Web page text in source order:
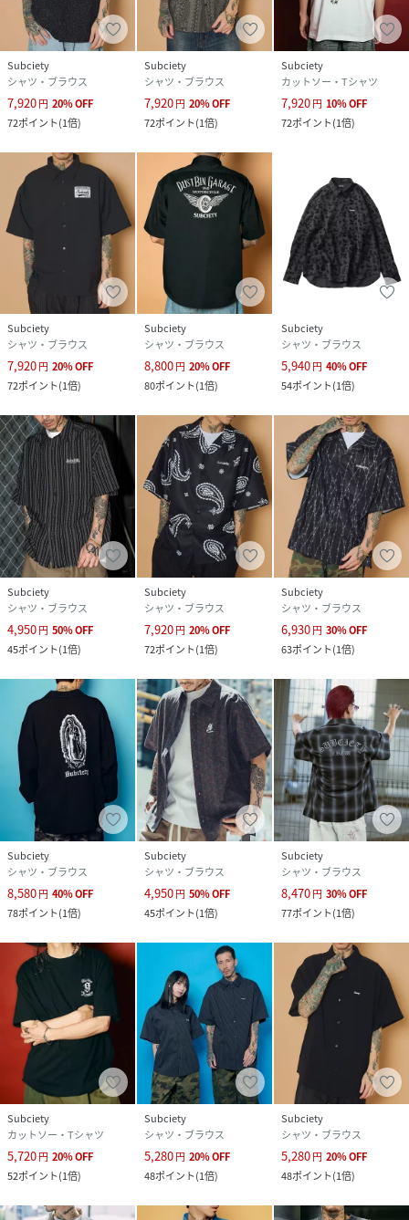
Subciety
シャツ・ブラウス
7,920円 20%OFF
72ポイント(1倍)
Subciety
シャツ・ブラウス
7,920円 20%OFF
72ポイント(1倍)
Subciety
カットソー・Tシャツ
7,920円 10%OFF
72ポイント(1倍)
Subciety
シャツ・ブラウス
7,920円 20%OFF
72ポイント(1倍)
Subciety
シャツ・ブラウス
8,800円 20%OFF
80ポイント(1倍)
Subciety
シャツ・ブラウス
5,940円 40%OFF
54ポイント(1倍)
Subciety
シャツ・ブラウス
4,950円 50%OFF
45ポイント(1倍)
Subciety
シャツ・ブラウス
7,920円 20%OFF
72ポイント(1倍)
Subciety
シャツ・ブラウス
6,930円 30%OFF
63ポイント(1倍)
Subciety
シャツ・ブラウス
8,580円 40%OFF
78ポイント(1倍)
Subciety
シャツ・ブラウス
4,950円 50%OFF
45ポイント(1倍)
Subciety
シャツ・ブラウス
8,470円 30%OFF
77ポイント(1倍)
Subciety
カットソー・Tシャツ
5,720円 20%OFF
52ポイント(1倍)
Subciety
シャツ・ブラウス
5,280円 20%OFF
48ポイント(1倍)
Subciety
シャツ・ブラウス
5,280円 20%OFF
48ポイント(1倍)